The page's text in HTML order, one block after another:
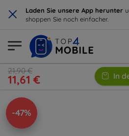
× Laden Sie unsere App herunter
shoppen Sie noch einfacher.
21,90 €
11,61 € In
-47%